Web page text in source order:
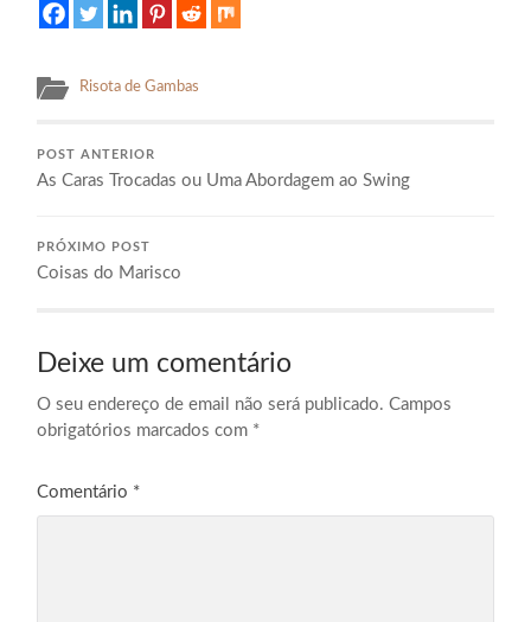
Risota de Gambas
POST ANTERIOR
As Caras Trocadas ou Uma Abordagem ao Swing
PRÓXIMO POST
Coisas do Marisco
Deixe um comentário
O seu endereço de email não será publicado. Campos
obrigatórios marcados com *
Comentário *